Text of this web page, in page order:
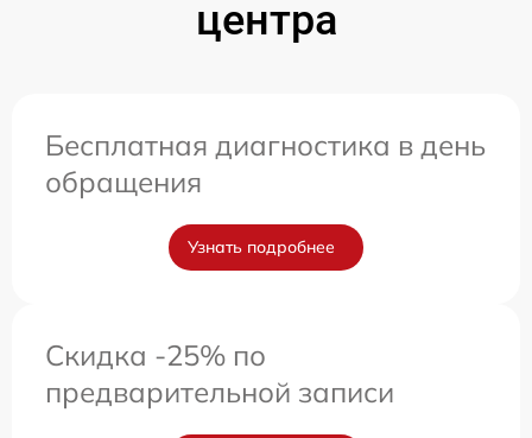
центра
Бесплатная диагностика в день
обращения
Узнать подробнее
Скидка -25% по
предварительной записи